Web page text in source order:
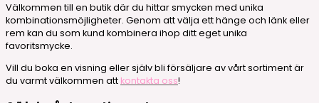
Välkommen till en butik där du hittar smycken med unika
kombinationsmöjligheter. Genom att välja ett hänge och länk eller
rem kan du som kund kombinera ihop ditt eget unika
favoritsmycke.
Vill du boka en visning eller själv bli försäljare av vårt sortiment är
du varmt välkommen att kontakta oss!